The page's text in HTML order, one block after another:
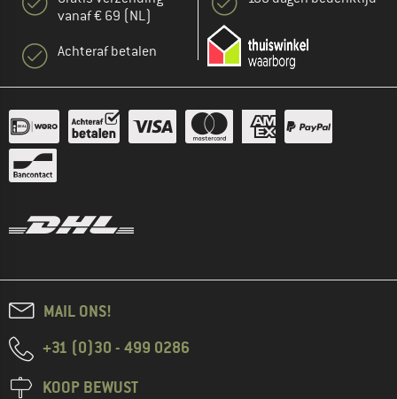
vanaf € 69 (NL)
Achteraf betalen
MAIL ONS!
+31 (0)30 - 499 0286
KOOP BEWUST